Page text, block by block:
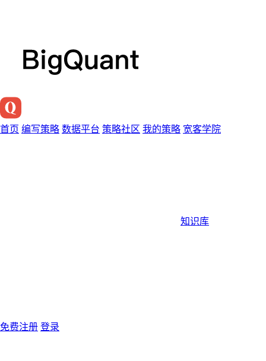
首页 编写策略 数据平台 策略社区 我的策略 宽客学院
知识库
免费注册 登录